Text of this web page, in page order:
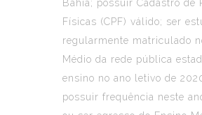
Bahia; possuir Cadastro de
Físicas (CPF) válido; ser
regularmente matriculado
Médio da rede pública
ensino no ano letivo de
possuir frequência neste